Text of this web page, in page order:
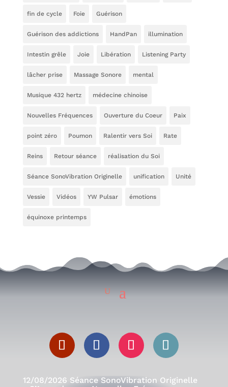
fin de cycle Foie Guérison
Guérison des addictions HandPan illumination
Intestin grêle Joie Libération Listening Party
lâcher prise Massage Sonore mental
Musique 432 hertz médecine chinoise
Nouvelles Fréquences Ouverture du Coeur Paix
point zéro Poumon Ralentir vers Soi Rate
Reins Retour séance réalisation du Soi
Séance SonoVibration Originelle unification Unité
Vessie Vidéos YW Pulsar émotions
équinoxe printemps
12/08/2026 Séance SonoVibration Originelle